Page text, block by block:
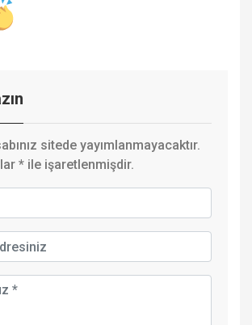
sitede yayımlanmayacaktır.
* ile işaretlenmişdir.